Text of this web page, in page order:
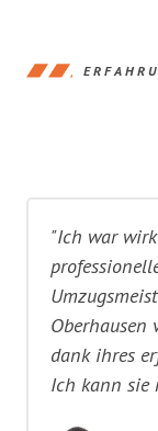
"Ich war
Oberhausen
dank ihres
Ich kann sie